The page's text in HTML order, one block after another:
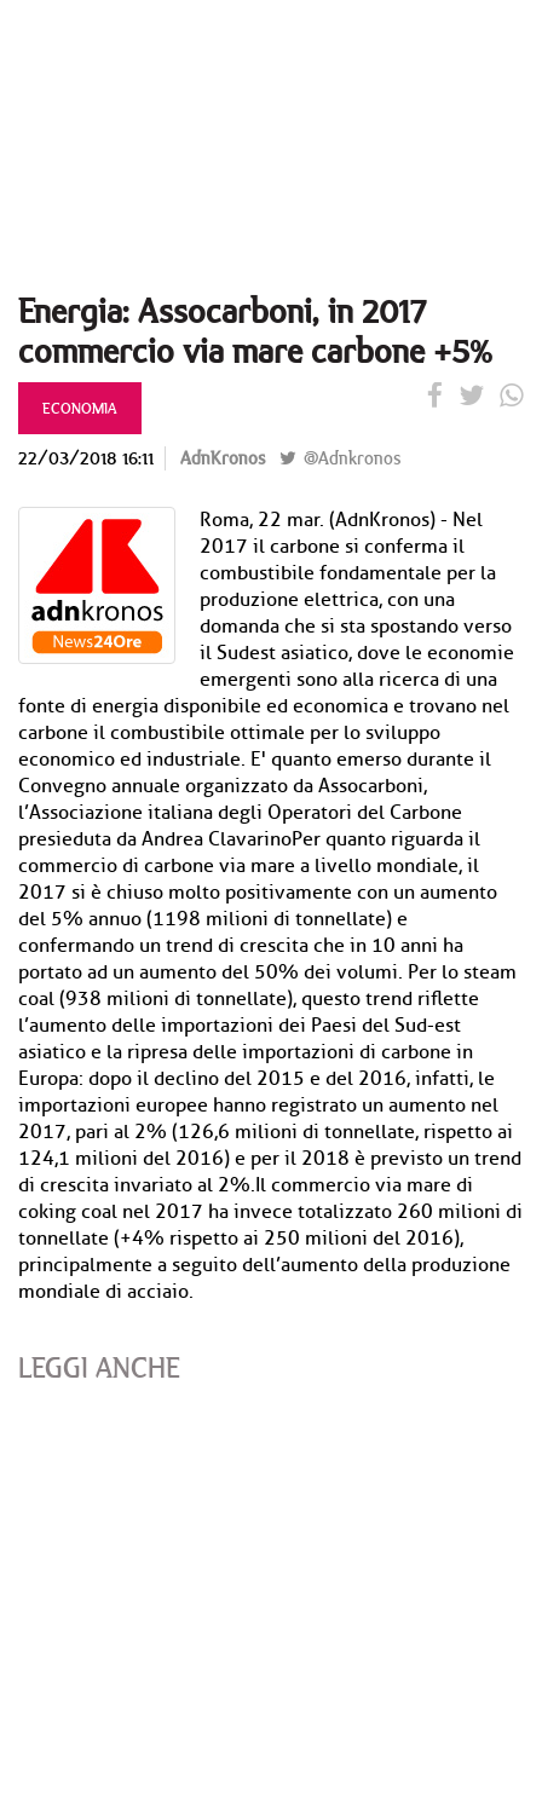
Energia: Assocarboni, in 2017
commercio via mare carbone +5%
ECONOMIA
22/03/2018 16:11 AdnKronos @Adnkronos
Roma, 22 mar. (AdnKronos) - Nel
2017 il carbone si conferma il
combustibile fondamentale per la
produzione elettrica, con una
domanda che si sta spostando verso
il Sudest asiatico, dove le economie
emergenti sono alla ricerca di una
fonte di energia disponibile ed economica e trovano nel
carbone il combustibile ottimale per lo sviluppo
economico ed industriale. E' quanto emerso durante il
Convegno annuale organizzato da Assocarboni,
l’Associazione italiana degli Operatori del Carbone
presieduta da Andrea ClavarinoPer quanto riguarda il
commercio di carbone via mare a livello mondiale, il
2017 si è chiuso molto positivamente con un aumento
del 5% annuo (1198 milioni di tonnellate) e
confermando un trend di crescita che in 10 anni ha
portato ad un aumento del 50% dei volumi. Per lo steam
coal (938 milioni di tonnellate), questo trend riflette
l’aumento delle importazioni dei Paesi del Sud-est
asiatico e la ripresa delle importazioni di carbone in
Europa: dopo il declino del 2015 e del 2016, infatti, le
importazioni europee hanno registrato un aumento nel
2017, pari al 2% (126,6 milioni di tonnellate, rispetto ai
124,1 milioni del 2016) e per il 2018 è previsto un trend
di crescita invariato al 2%.Il commercio via mare di
coking coal nel 2017 ha invece totalizzato 260 milioni di
tonnellate (+4% rispetto ai 250 milioni del 2016),
principalmente a seguito dell’aumento della produzione
mondiale di acciaio.
LEGGI ANCHE